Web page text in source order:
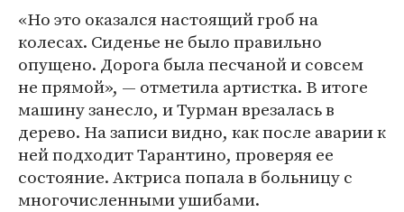
«Но это оказался настоящий гроб на
колесах. Сиденье не было правильно
опущено. Дорога была песчаной и совсем
не прямой», — отметила артистка. В итоге
машину занесло, и Турман врезалась в
дерево. На записи видно, как после аварии к
ней подходит Тарантино, проверяя ее
состояние. Актриса попала в больницу с
многочисленными ушибами.